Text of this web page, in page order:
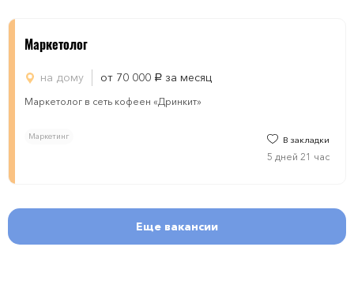
Маркетолог
на дому от 70 000 руб. за месяц
Маркетолог в сеть кофеен «Дринкит»
Маркетинг В закладки
5 дней 21 час
Еще вакансии